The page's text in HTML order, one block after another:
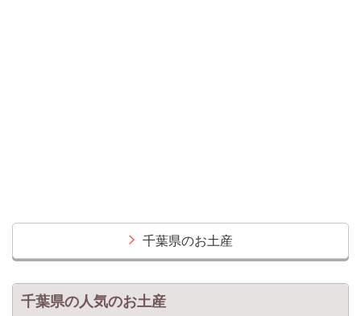
千葉県のお土産
千葉県の人気のお土産